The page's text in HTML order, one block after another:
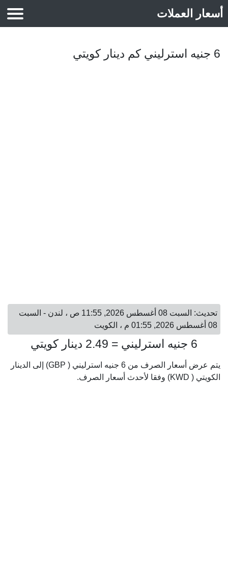
أسعار العملات
6 جنيه استرليني كم دينار كويتي
تحديث: السبت 08 أغسطس 2026, 11:55 ص ، لندن - السبت
08 أغسطس 2026, 01:55 م ، الكويت
6 جنيه استرليني = 2.49 دينار كويتي
يتم عرض أسعار الصرف من 6 جنيه استرليني ( GBP) إلى الدينار
الكويتي ( KWD) وفقا لأحدث أسعار الصرف.